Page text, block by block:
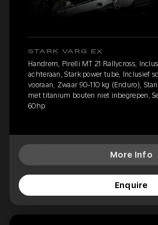
STARK VARG EX
Handrem, Pirelli MT 21 Rallycross,
achteraan, Stark power tube, Inclusief
vooraan, Zwaar 90-110 kg (Enduro),
met titanium bouten niet inbegrepen,
60hp
More Info
Enquire